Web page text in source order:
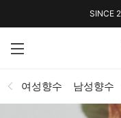
SINCE
여성향수 남성향수